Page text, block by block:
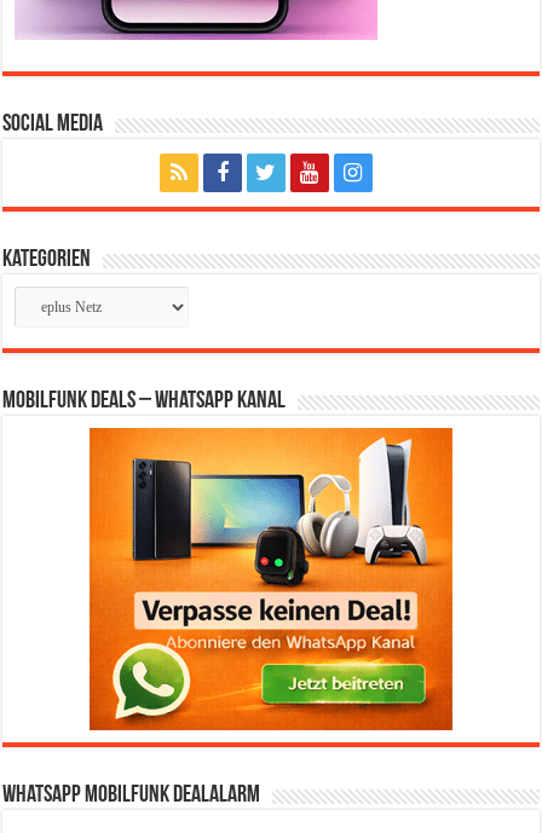
Social Media
Kategorien
Kategorien
Mobilfunk Deals – WhatsApp Kanal
WhatsApp Mobilfunk DealAlarm